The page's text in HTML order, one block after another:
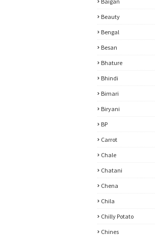
Beauty
Bengal
Besan
Bhature
Bhindi
Bimari
Biryani
BP
Carrot
Chale
Chatani
Chena
Chila
Chilly Potato
Chines